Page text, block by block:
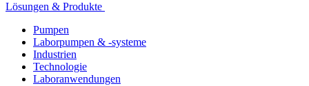
Lösungen & Produkte
Pumpen
Laborpumpen & -systeme
Industrien
Technologie
Laboranwendungen